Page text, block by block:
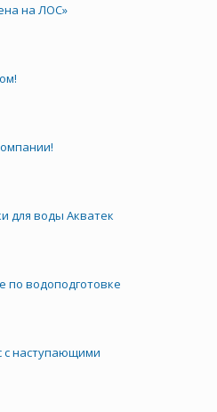
на ЛОС»
для воды Акватек
по водоподготовке
с наступающими